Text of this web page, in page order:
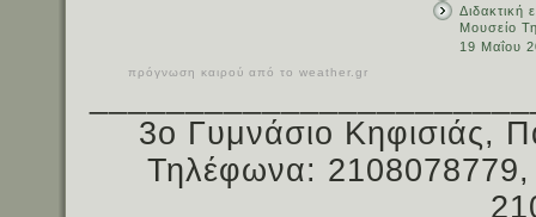
πρόγνωση καιρού από το weather.gr
Διδακτική
Μουσείο
19 Μαΐου
3ο Γυμνάσιο Κηφισιάς,
Τηλέφωνα: